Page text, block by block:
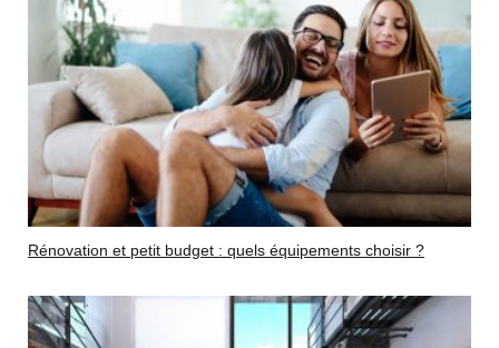
Rénovation et petit budget : quels équipements choisir ?